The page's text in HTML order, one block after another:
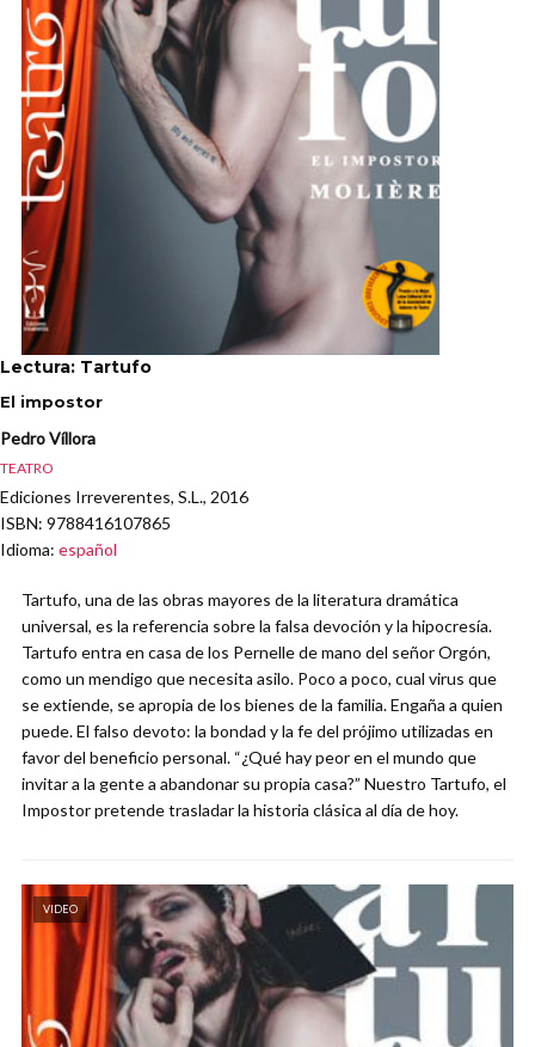
Lectura: Tartufo
El impostor
Pedro Víllora
TEATRO
Ediciones Irreverentes, S.L., 2016
ISBN: 9788416107865
Idioma: español
Tartufo, una de las obras mayores de la literatura dramática
universal, es la referencia sobre la falsa devoción y la hipocresía.
Tartufo entra en casa de los Pernelle de mano del señor Orgón,
como un mendigo que necesita asilo. Poco a poco, cual virus que
se extiende, se apropia de los bienes de la familia. Engaña a quien
puede. El falso devoto: la bondad y la fe del prójimo utilizadas en
favor del beneficio personal. “¿Qué hay peor en el mundo que
invitar a la gente a abandonar su propia casa?” Nuestro Tartufo, el
Impostor pretende trasladar la historia clásica al día de hoy.
VIDEO